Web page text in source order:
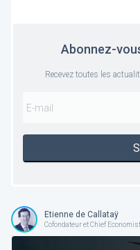
Abonnez-
Recevez toutes les
Etienne de Callataÿ
Cofondateur et Chief